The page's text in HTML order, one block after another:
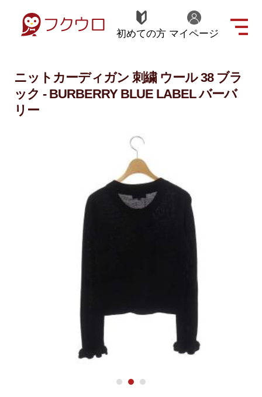
初めての方 マイページ
ニットカーディガン 刺繍 ウール 38 ブラ
ック - BURBERRY BLUE LABEL バーバ
リー